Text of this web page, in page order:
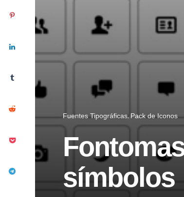
Fuentes Tipográficas Pack de Iconos
símbolos